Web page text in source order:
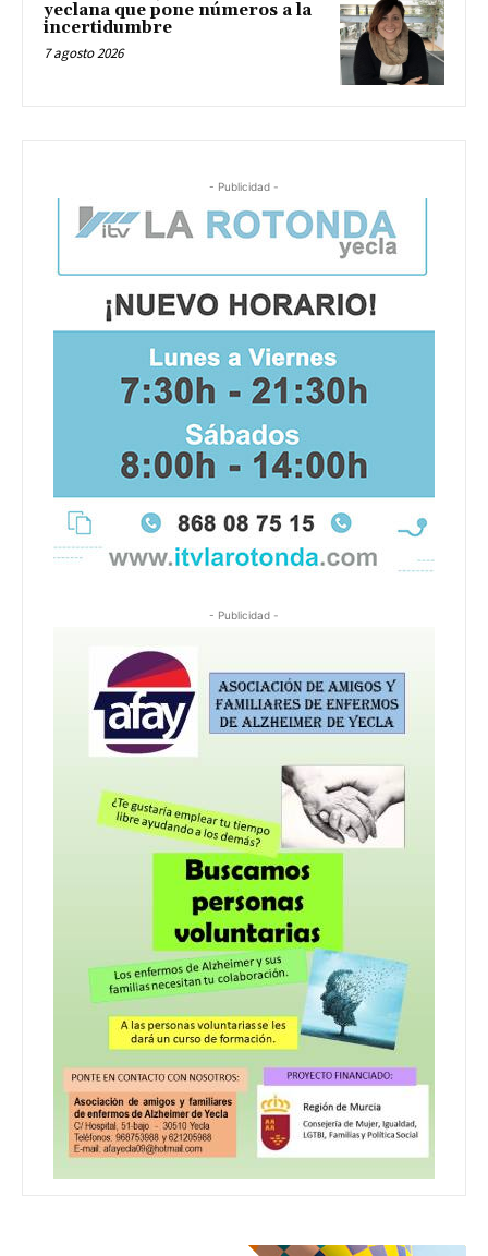
yeclana que pone números a la
incertidumbre
7 agosto 2026
- Publicidad -
- Publicidad -